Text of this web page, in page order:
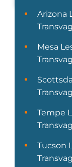
Arizona
Mesa
Tempe
Tucson